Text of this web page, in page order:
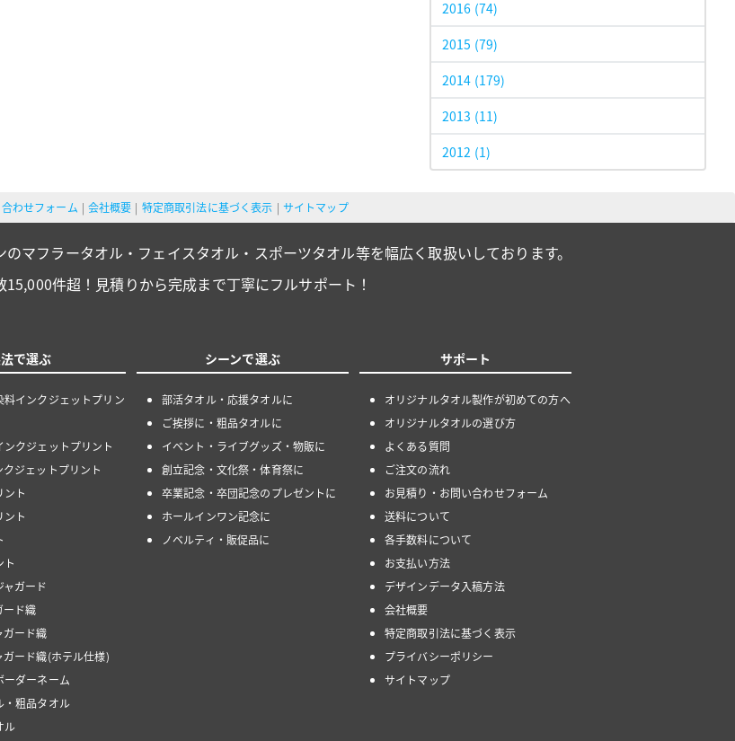
2016 (74)
2015 (79)
2014 (179)
2013 (11)
2012 (1)
わせフォーム 会社概要 特定商取引法に基づく表示 サイトマップ
マフラータオル・フェイスタオル・スポーツタオル等を幅広く取扱いしております。
件超！見積りから完成まで丁寧にフルサポート！
で選ぶ
料インクジェットプリン
ンクジェットプリント
クジェットプリント
ント
ント
ト
ャガード
ード織
ガード織
ガード織(ホテル仕様)
ーダーネーム
・粗品タオル
ル
シーンで選ぶ
部活タオル・応援タオルに
ご挨拶に・粗品タオルに
イベント・ライブグッズ・物販に
創立記念・文化祭・体育祭に
卒業記念・卒団記念のプレゼントに
ホールインワン記念に
ノベルティ・販促品に
サポート
オリジナルタオル製作が初めての方へ
オリジナルタオルの選び方
よくある質問
ご注文の流れ
お見積り・お問い合わせフォーム
送料について
各手数料について
お支払い方法
デザインデータ入稿方法
会社概要
特定商取引法に基づく表示
プライバシーポリシー
サイトマップ